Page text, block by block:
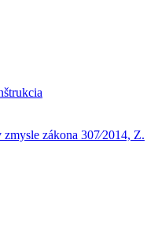
zákona 307⁄2014, Z.